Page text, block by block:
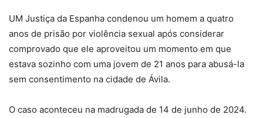
UM Justiça da Espanha condenou um homem a quatro
anos de prisão por violência sexual após considerar
comprovado que ele aproveitou um momento em que
estava sozinho com uma jovem de 21 anos para abusá-la
sem consentimento na cidade de Ávila.
O caso aconteceu na madrugada de 14 de junho de 2024.